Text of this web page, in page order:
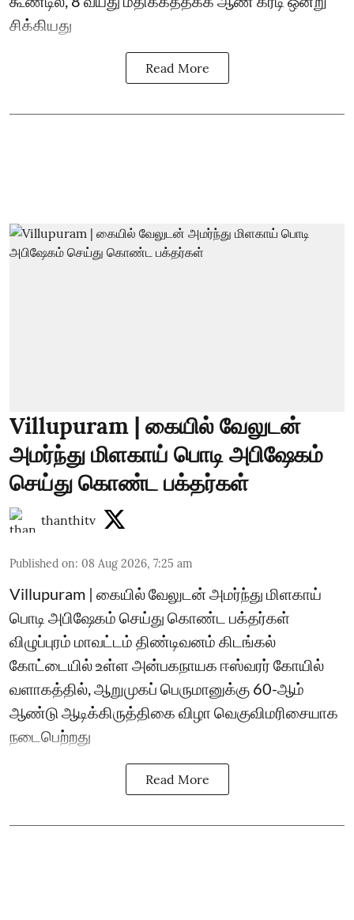
சிக்கியது
Read More
Villupuram | கையில் வேலுடன்
அமர்ந்து மிளகாய் பொடி அபிஷேகம்
செய்து கொண்ட பக்தர்கள்
thanthitv
Published on: 08 Aug 2026, 7:25 am
Villupuram | கையில் வேலுடன் அமர்ந்து மிளகாய்
பொடி அபிஷேகம் செய்து கொண்ட பக்தர்கள்
விழுப்புரம் மாவட்டம் திண்டிவனம் கிடங்கல்
கோட்டையில் உள்ள அன்பகநாயக ஈஸ்வரர் கோயில்
வளாகத்தில், ஆறுமுகப் பெருமானுக்கு 60-ஆம்
ஆண்டு ஆடிக்கிருத்திகை விழா வெகுவிமரிசையாக
நடைபெற்றது
Read More